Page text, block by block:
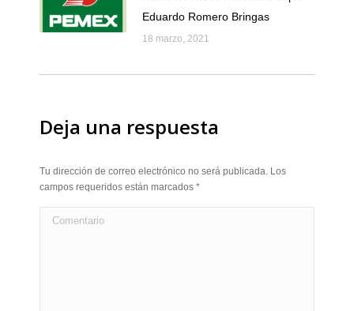
Eduardo Romero Bringas
18 marzo, 2021
Deja una respuesta
Tu dirección de correo electrónico no será publicada. Los
campos requeridos están marcados *
Comentario